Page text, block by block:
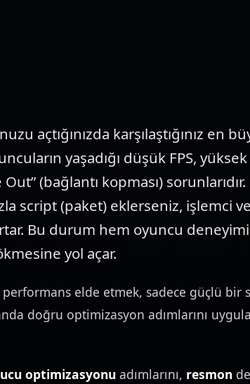
açtığınızda karşılaştığınız en
yaşadığı düşük FPS,
(bağlantı kopması) sorunlarıdır.
script (paket) eklerseniz, işlemci
Bu durum hem oyuncu
yol açar.
performans elde etmek, sadece güçlü bir
doğru optimizasyon adımlarını
optimizasyonu adımlarını, resmon